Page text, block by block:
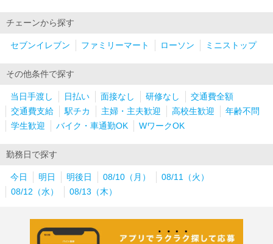
チェーンから探す
セブンイレブン ファミリーマート ローソン ミニストップ
その他条件で探す
当日手渡し 日払い 面接なし 研修なし
交通費全額
交通費支給
駅チカ 主婦・主夫歓迎 高校生歓迎
年齢不問
学生歓迎
バイク・車通勤OK WワークOK
勤務日で探す
今日 明日 明後日 08/10（月）
08/11（火）
08/12（水）
08/13（木）